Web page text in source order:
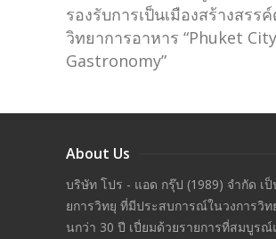
รองรับการเป็นเมืองสร้างสรร
วิทยาการอาหาร “Phuket
Gastronomy”
About Us
บริษัท โปร - แอด กรุ๊ป (1989) จำกัด เ
ยการวิทยุ ที่มีประสบการณ์ในวงการวิท
นกว่า 30 ปี เปี่ยมด้วยรายการที่สมบูรณ์